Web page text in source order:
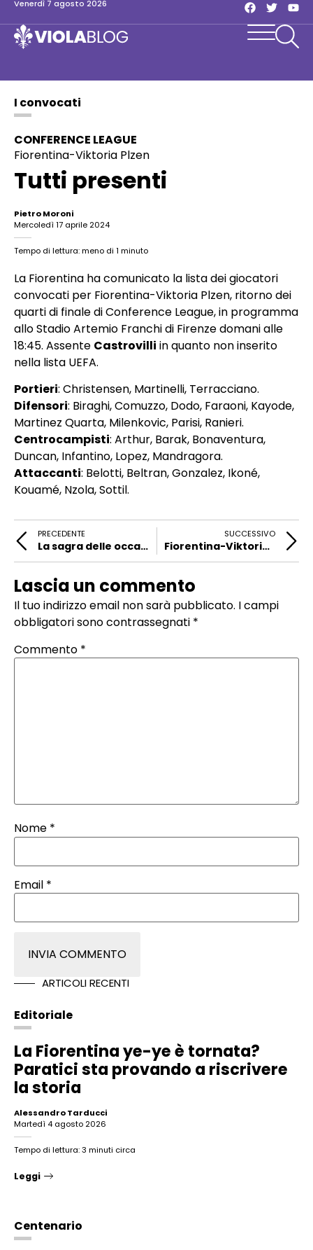
venerdì 7 agosto 2026
I convocati
CONFERENCE LEAGUE
Fiorentina-Viktoria Plzen
Tutti presenti
Pietro Moroni
mercoledì 17 aprile 2024
Tempo di lettura: meno di 1 minuto
La Fiorentina ha comunicato la lista dei giocatori
convocati per Fiorentina-Viktoria Plzen, ritorno dei
quarti di finale di Conference League, in programma
allo Stadio Artemio Franchi di Firenze domani alle
18:45. Assente Castrovilli in quanto non inserito
nella lista UEFA.
Portieri: Christensen, Martinelli, Terracciano.
Difensori: Biraghi, Comuzzo, Dodo, Faraoni, Kayode,
Martinez Quarta, Milenkovic, Parisi, Ranieri.
Centrocampisti: Arthur, Barak, Bonaventura,
Duncan, Infantino, Lopez, Mandragora.
Attaccanti: Belotti, Beltran, Gonzalez, Ikoné,
Kouamé, Nzola, Sottil.
PRECEDENTE
La sagra delle occasioni perdute
SUCCESSIVO
Fiorentina-Viktoria Plzen, dove vederla
Lascia un commento
Il tuo indirizzo email non sarà pubblicato. I campi
obbligatori sono contrassegnati *
Commento *
Nome *
Email *
ARTICOLI RECENTI
Editoriale
La Fiorentina ye-ye è tornata?
Paratici sta provando a riscrivere
la storia
Alessandro Tarducci
martedì 4 agosto 2026
Tempo di lettura: 3 minuti circa
Leggi
Centenario